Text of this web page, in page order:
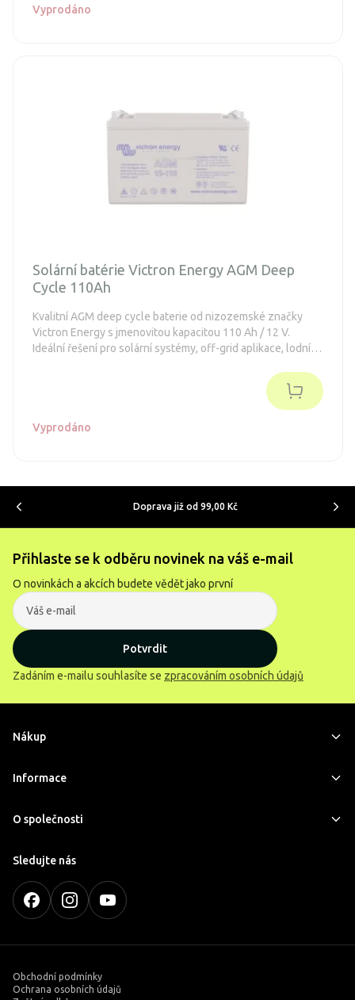
Vyprodáno
Solární batérie Victron Energy AGM Deep
Cycle 110Ah
Kvalitní AGM deep cycle baterie od nizozemské značky
Victron Energy s jmenovitou kapacitou 110 Ah / 12 V.
Ideální řešení pro solární systémy, off-grid aplikace, lodní
Vyprodáno
Doprava již od 99,00 Kč
Přihlaste se k odběru novinek na váš e-mail
O novinkách a akcích budete vědět jako první
Potvrdit
Zadáním e-mailu souhlasíte se zpracováním osobních údajů
Nákup
Informace
O společnosti
Sledujte nás
Obchodní podmínky
Ochrana osobních údajů